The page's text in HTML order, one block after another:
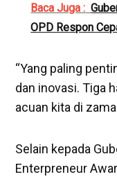
Baca Juga :
OPD Respon
“Yang paling
dan inovasi. Tiga
acuan kita di
Selain kepada
Enterpreneur